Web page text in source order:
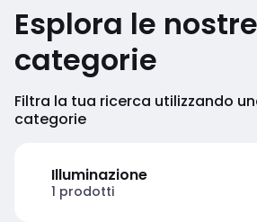
Esplora le nostre
categorie
Filtra la tua ricerca utilizzando
categorie
Illuminazione
1 prodotti